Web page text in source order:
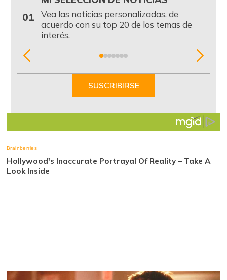
01
Vea las noticias personalizadas, de
acuerdo con su top 20 de los temas de
interés.
Item
SUSCRIBIRSE